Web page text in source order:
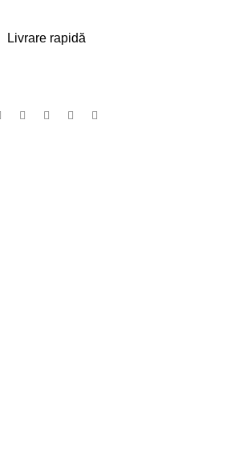
Livrare rapidă